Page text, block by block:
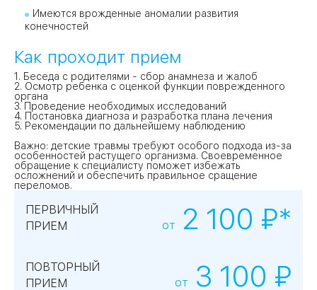
Имеются врожденные аномалии развития
конечностей
Как проходит прием
1. Беседа с родителями - сбор анамнеза и жалоб
2. Осмотр ребенка с оценкой функции поврежденного
органа
3. Проведение необходимых исследований
4. Постановка диагноза и разработка плана лечения
5. Рекомендации по дальнейшему наблюдению
Важно: детские травмы требуют особого подхода из-за
особенностей растущего организма. Своевременное
обращение к специалисту поможет избежать
осложнений и обеспечить правильное сращение
переломов.
ПЕРВИЧНЫЙ
ПРИЕМ
от 2 100 ₽*
ПОВТОРНЫЙ
ПРИЕМ
от 3 100 ₽